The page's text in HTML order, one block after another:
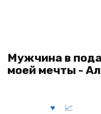
Мужчина в
моей мечты -